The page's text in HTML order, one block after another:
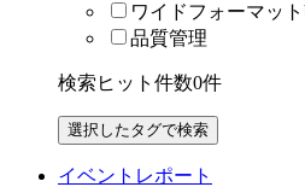
ワイドフォーマッ
品質管理
検索ヒット件数0件
イベントレポート